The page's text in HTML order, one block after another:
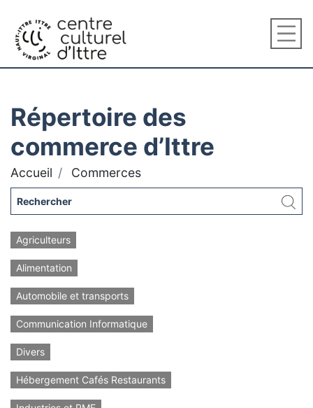
Répertoire des
commerce d’Ittre
Accueil Commerces
Agriculteurs
Alimentation
Automobile et transports
Communication Informatique
Divers
Hébergement Cafés Restaurants